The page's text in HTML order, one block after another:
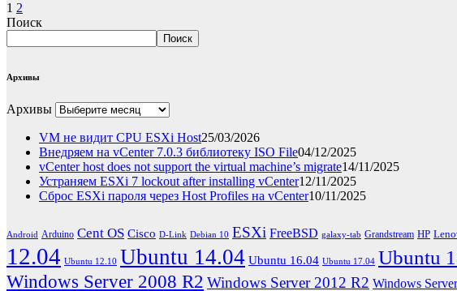
1 2
Поиск
Поиск
Архивы
Архивы
VM не видит CPU ESXi Host25/03/2026
Внедряем на vCenter 7.0.3 библиотеку ISO File04/12/2025
vCenter host does not support the virtual machine’s migrate14/11/2025
Устраняем ESXi 7 lockout after installing vCenter12/11/2025
Сброс ESXi пароля через Host Profiles на vCenter10/11/2025
Android Arduino Cent OS Cisco D-Link Debian 10 ESXi FreeBSD galaxy-tab Grandstream HP
12.04 Ubuntu 12.10 Ubuntu 14.04 Ubuntu 16.04 Ubuntu 17.04 Ubuntu
Windows Server 2008 R2 Windows Server 2012 R2 Windows